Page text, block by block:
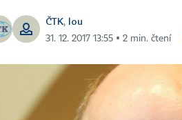
ČTK, lou
31. 12. 2017 13:55 ▪ 2 min. čtení